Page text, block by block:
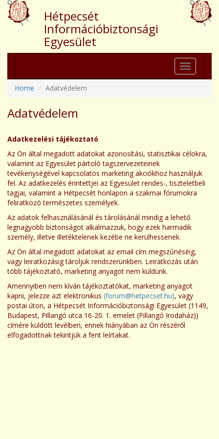
Hétpecsét
Információbiztonsági
Egyesület
Toggle
navigation
Home
Adatvédelem
Adatvédelem
Adatkezelési tájékoztató
Az Ön által megadott adatokat azonosítási, statisztikai célokra,
valamint az Egyesület pártoló tagszervezeteinek
tevékenységével kapcsolatos marketing akciókhoz használjuk
fel. Az adatkezelés érintettjei az Egyesület rendes-, tiszteletbeli
tagjai, valamint a Hétpecsét honlapon a szakmai fórumokra
feliratkozó természetes személyek.
Az adatok felhasználásánál és tárolásánál mindig a lehető
legnagyobb biztonságot alkalmazzuk, hogy ezek harmadik
személy, illetve illetéktelenek kezébe ne kerülhessenek.
Az Ön által megadott adatokat az email cím megszűnéséig,
vagy leiratkozásig tároljuk rendszerünkben. Leiratkozás után
több tájékoztató, marketing anyagot nem küldünk.
Amennyiben nem kíván tájékoztatókat, marketing anyagot
kapni, jelezze azt elektronikus (forum@hetpecset.hu), vagy
postai úton, a Hétpecsét Információbiztonsági Egyesület (1149,
Budapest, Pillangó utca 16-20. 1. emelet (Pillangó Irodaház))
címére küldött levélben, ennek hiányában az Ön részéről
elfogadottnak tekintjük a fent leírtakat.